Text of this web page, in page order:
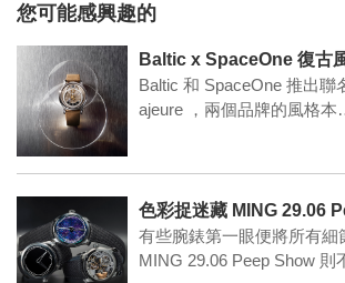
您可能感興趣的
Baltic 和 SpaceOne 推出聯
ajeure ，兩個品牌的風格
有些腕錶第一眼便將所有細
MING 29.06 Peep Show 則